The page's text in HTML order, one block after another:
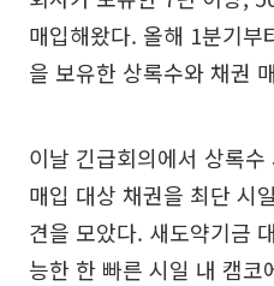
매입해왔다. 올해 1분기부
을 보유한 상록수와 채권
이날 긴급회의에서 상록
매입 대상 채권을 최단 시
견을 모았다. 새도약기금
능한 한 빠른 시일 내 캠코